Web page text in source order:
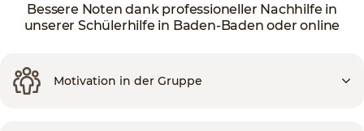
Bessere Noten dank professioneller Nachhilfe in
unserer Schülerhilfe in Baden-Baden oder online
Motivation in der Gruppe